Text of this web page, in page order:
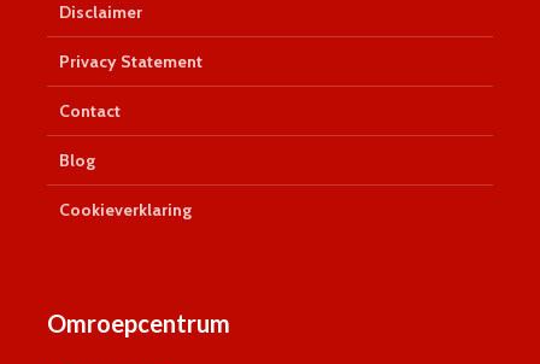
Disclaimer
Privacy Statement
Contact
Blog
Cookieverklaring
Omroepcentrum